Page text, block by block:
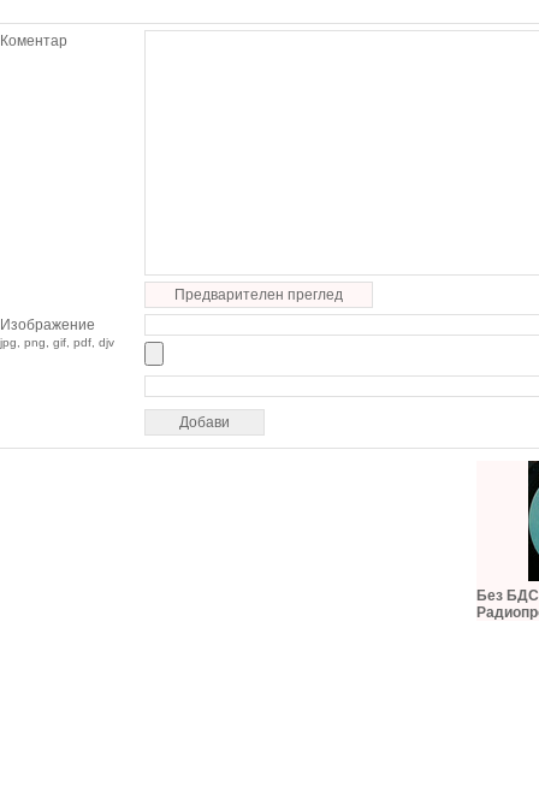
Коментар
Предварителен преглед
Изображение
jpg, png, gif, pdf, djv
Без